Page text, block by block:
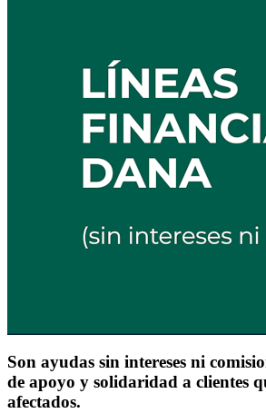
Son ayudas sin intereses ni
de apoyo y solidaridad a clientes
afectados.